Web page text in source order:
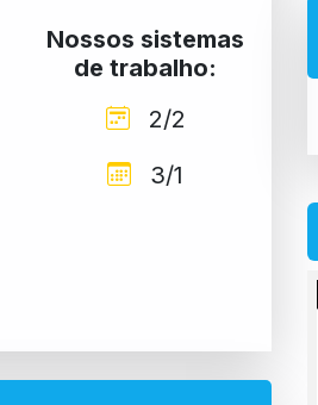
Nossos sistemas
de trabalho:
2/2
3/1